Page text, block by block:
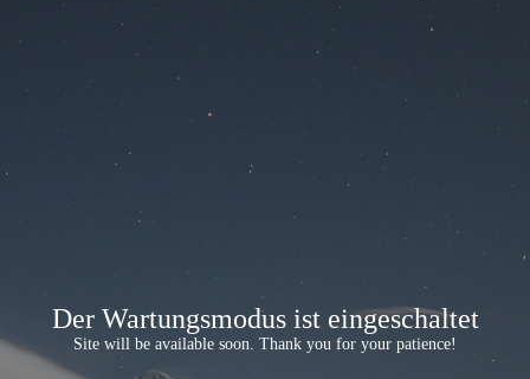
Der Wartungsmodus ist eingeschaltet
Site will be available soon. Thank you for your patience!